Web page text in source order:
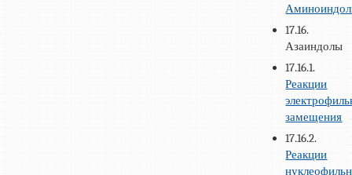
17.16.
Азаиндолы
17.16.1.
Реакции
замещения
17.16.2.
Реакции